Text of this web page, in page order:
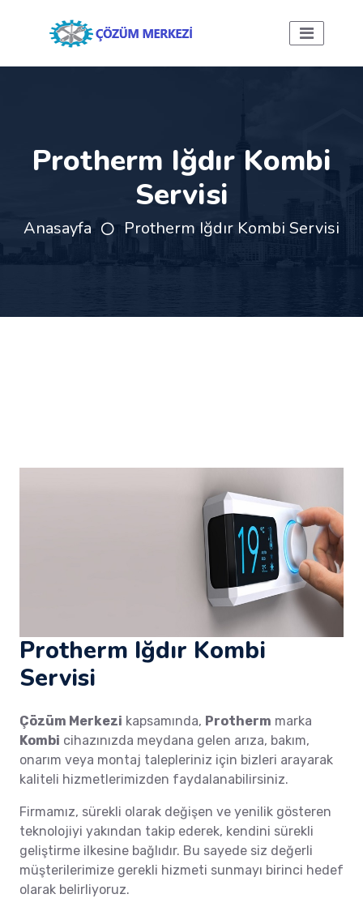
Protherm Iğdır Kombi
Servisi
Anasayfa Protherm Iğdır Kombi Servisi
Protherm Iğdır Kombi
Servisi
Çözüm Merkezi kapsamında, Protherm marka
Kombi cihazınızda meydana gelen arıza, bakım,
onarım veya montaj talepleriniz için bizleri arayarak
kaliteli hizmetlerimizden faydalanabilirsiniz.
Firmamız, sürekli olarak değişen ve yenilik gösteren
teknolojiyi yakından takip ederek, kendini sürekli
geliştirme ilkesine bağlıdır. Bu sayede siz değerli
müşterilerimize gerekli hizmeti sunmayı birinci hedef
olarak belirliyoruz.